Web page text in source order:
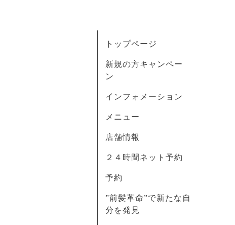
トップページ
新規の方キャンペー
ン
インフォメーション
メニュー
店舗情報
２４時間ネット予約
予約
”前髪革命”で新たな自
分を発見